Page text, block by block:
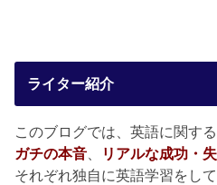
ライター紹介
このブログでは、英語に関する
ガチの本音
リアルな成功・
それぞれ独自に英語学習をし